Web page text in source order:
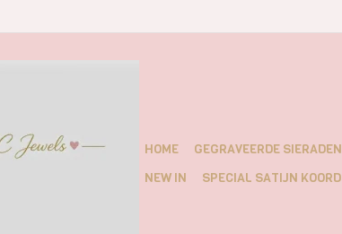
HOME GEGRAVEERDE SIERADEN
NEW IN
SPECIAL SATIJN KOORD